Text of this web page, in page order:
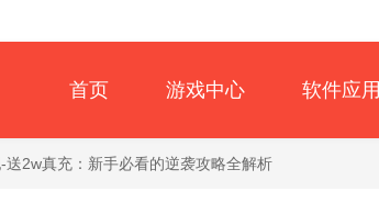
首页 游戏中心 软件应用
送2w真充：新手必看的逆袭攻略全解析